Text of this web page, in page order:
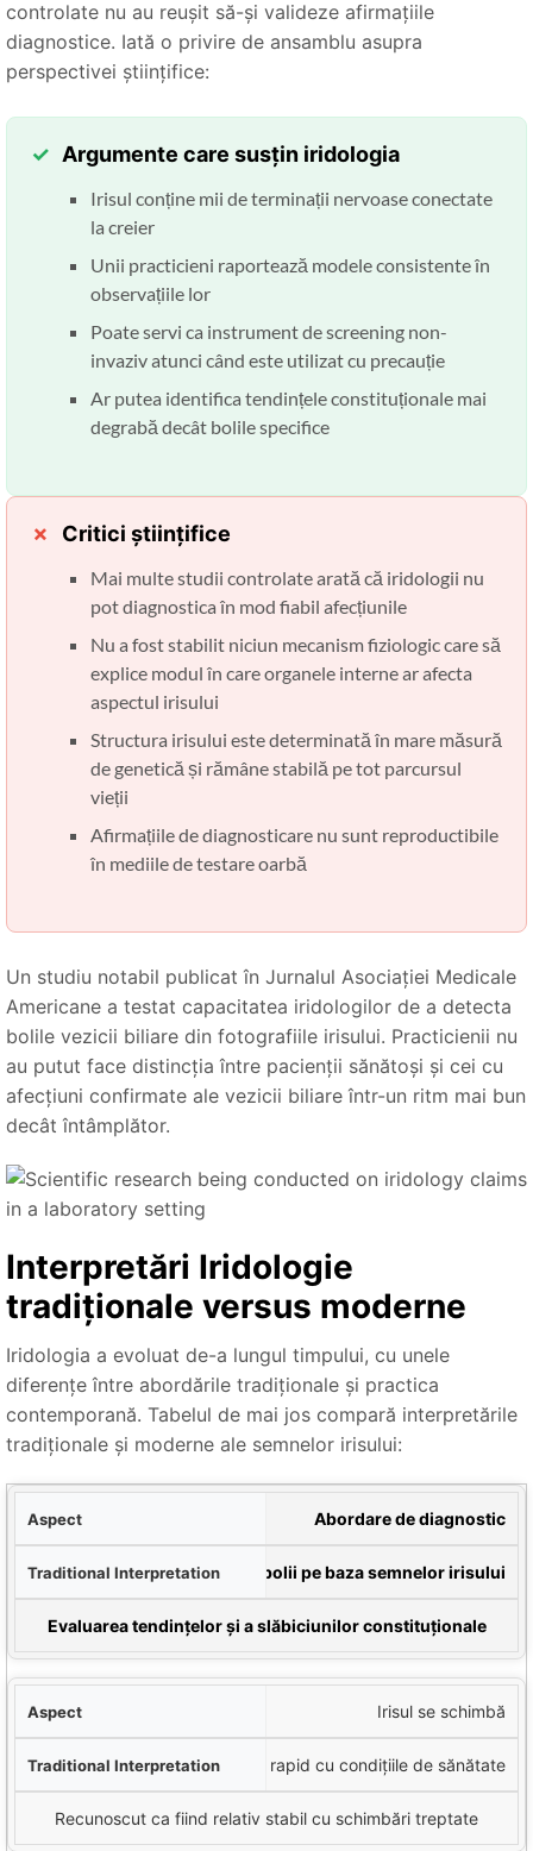
controlate nu au reușit să-și valideze afirmațiile
diagnostice. Iată o privire de ansamblu asupra
perspectivei științifice:
Argumente care susțin iridologia
Irisul conține mii de terminații nervoase conectate
la creier
Unii practicieni raportează modele consistente în
observațiile lor
Poate servi ca instrument de screening non-
invaziv atunci când este utilizat cu precauție
Ar putea identifica tendințele constituționale mai
degrabă decât bolile specifice
Critici științifice
Mai multe studii controlate arată că iridologii nu
pot diagnostica în mod fiabil afecțiunile
Nu a fost stabilit niciun mecanism fiziologic care să
explice modul în care organele interne ar afecta
aspectul irisului
Structura irisului este determinată în mare măsură
de genetică și rămâne stabilă pe tot parcursul
vieții
Afirmațiile de diagnosticare nu sunt reproductibile
în mediile de testare oarbă
Un studiu notabil publicat în Jurnalul Asociației Medicale
Americane a testat capacitatea iridologilor de a detecta
bolile vezicii biliare din fotografiile irisului. Practicienii nu
au putut face distincția între pacienții sănătoși și cei cu
afecțiuni confirmate ale vezicii biliare într-un ritm mai bun
decât întâmplător.
Interpretări Iridologie
tradiționale versus moderne
Iridologia a evoluat de-a lungul timpului, cu unele
diferențe între abordările tradiționale și practica
contemporană. Tabelul de mai jos compară interpretările
tradiționale și moderne ale semnelor irisului:
modernă
Abordare de diagnostic
Diagnosticul direct al bolii pe baza semnelor irisului
Evaluarea tendințelor și a slăbiciunilor constituționale
Irisul se schimbă
Se crede că se schimbă rapid cu condițiile de sănătate
Recunoscut ca fiind relativ stabil cu schimbări treptate